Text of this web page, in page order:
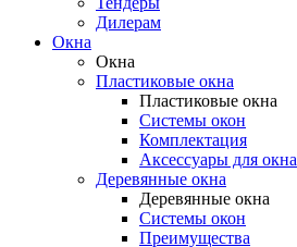
Дилерам
Окна
Окна
Пластиковые окна
Пластиковые окна
Системы окон
Комплектация
Аксессуары для окна
Деревянные окна
Деревянные окна
Системы окон
Преимущества